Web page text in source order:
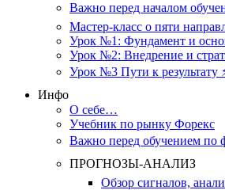
Важно перед началом
Мастер-класс о пяти
Урок №1: Фундамент и
Урок №2: Внедрение и
Урок №3 Пути к результату
Инфо
О себе…
Учебник по рынку Форекс
Важно перед обучением по
ПРОГНОЗЫ-АНАЛИЗ
Обзор сигналов,